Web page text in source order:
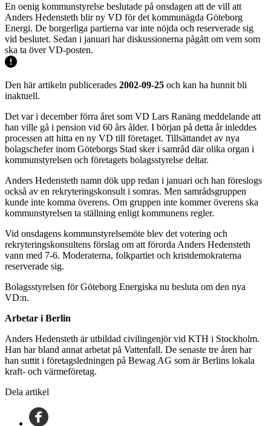
En oenig kommunstyrelse beslutade på onsdagen att de vill att
Anders Hedensteth blir ny VD för det kommunägda Göteborg
Energi. De borgerliga partierna var inte nöjda och reserverade sig
vid beslutet. Sedan i januari har diskussionerna pågått om vem som
ska ta över VD-posten.
Den här artikeln publicerades 2002-09-25 och kan ha hunnit bli
inaktuell.
Det var i december förra året som VD Lars Ranäng meddelande att
han ville gå i pension vid 60 års ålder. I början på detta år inleddes
processen att hitta en ny VD till företaget. Tillsättandet av nya
bolagschefer inom Göteborgs Stad sker i samråd där olika organ i
kommunstyrelsen och företagets bolagsstyrelse deltar.
Anders Hedensteth namn dök upp redan i januari och han föreslogs
också av en rekryteringskonsult i somras. Men samrådsgruppen
kunde inte komma överens. Om gruppen inte kommer överens ska
kommunstyrelsen ta ställning enligt kommunens regler.
Vid onsdagens kommunstyrelsemöte blev det votering och
rekryteringskonsultens förslag om att förorda Anders Hedensteth
vann med 7-6. Moderaterna, folkpartiet och kristdemokraterna
reserverade sig.
Bolagsstyrelsen för Göteborg Energiska nu besluta om den nya
VD:n.
Arbetar i Berlin
Anders Hedensteth är utbildad civilingenjör vid KTH i Stockholm.
Han har bland annat arbetat på Vattenfall. De senaste tre åren har
han suttit i företagsledningen på Bewag AG som är Berlins lokala
kraft- och värmeföretag.
Dela artikel